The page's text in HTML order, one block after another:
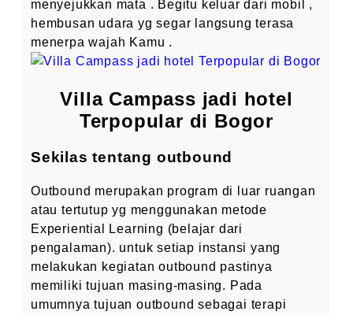
menyejukkan mata . Begitu keluar dari mobil ,
hembusan udara yg segar langsung terasa
menerpa wajah Kamu .
Villa Campass jadi hotel
Terpopular di Bogor
Sekilas tentang outbound
Outbound merupakan program di luar ruangan
atau tertutup yg menggunakan metode
Experiential Learning (belajar dari
pengalaman). untuk setiap instansi yang
melakukan kegiatan outbound pastinya
memiliki tujuan masing-masing. Pada
umumnya tujuan outbound sebagai terapi